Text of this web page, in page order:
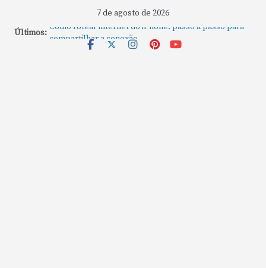
7 de agosto de 2026
Últimos: Como rotear internet do iPhone: passo a passo para
compartilhar a conexão